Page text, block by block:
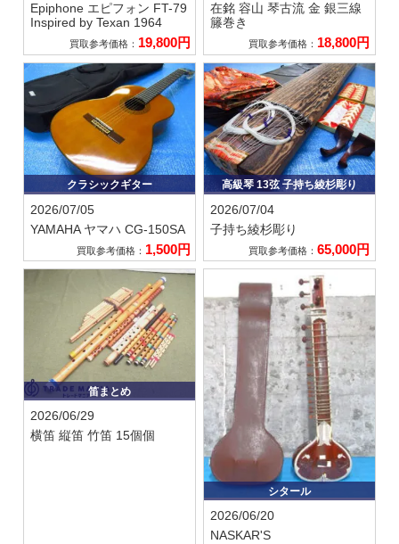
Epiphone エピフォン FT-79
Inspired by Texan 1964
買取参考価格： 19,800円
在銘 容山 琴古流 金 銀三線
籐巻き
買取参考価格： 18,800円
クラシックギター
2026/07/05
YAMAHA ヤマハ CG-150SA
買取参考価格： 1,500円
高級琴 13弦 子持ち綾杉彫り
2026/07/04
子持ち綾杉彫り
買取参考価格：65,000円
笛まとめ
2026/06/29
横笛 縦笛 竹笛 15個個
シタール
2026/06/20
NASKAR'S